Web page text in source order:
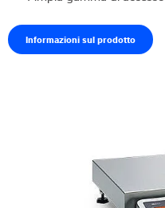
Informazioni sul prodotto